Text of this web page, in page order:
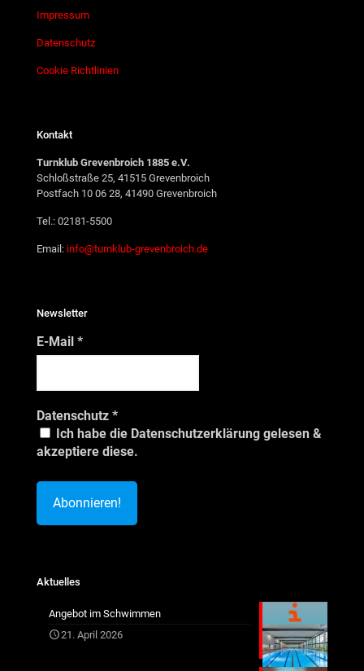
Impressum
Datenschutz
Cookie Richtlinien
Kontakt
Turnklub Grevenbroich 1885 e.V.
Schloßstraße 25, 41515 Grevenbroich
Postfach 10 06 28, 41490 Grevenbroich
Tel.: 02181-5500
Email: info@turnklub-grevenbroich.de
Newsletter
E-Mail *
Datenschutz *
Ich habe die Datenschutzerklärung gelesen &
akzeptiere diese.
Aktuelles
Angebot im Schwimmen
21. April 2026